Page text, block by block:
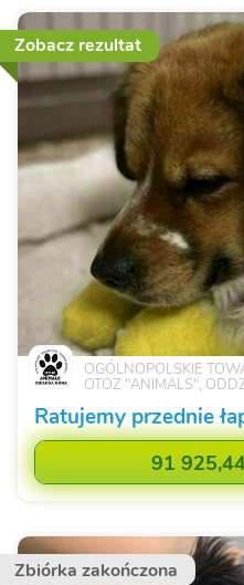
Zobacz rezultat
OGÓLNOPOLSKIE
OTOZ "ANIMALS",
Ratujemy przednie
91
Zbiórka zakończona